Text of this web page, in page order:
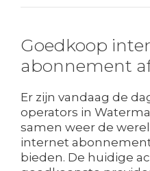
Goedkoop
abonnement
Er zijn vandaag de
operators in
samen weer de
internet
bieden. De huidige